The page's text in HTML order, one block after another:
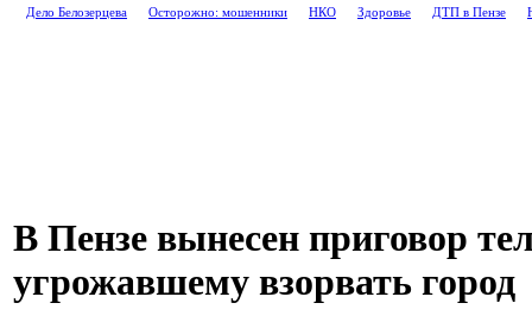
Дело Белозерцева Осторожно: мошенники НКО Здоровье ДТП в Пензе
В Пензе вынесен приговор
угрожавшему взорвать город